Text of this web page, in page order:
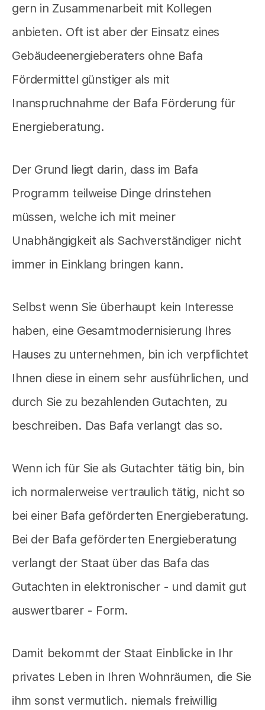
gern in Zusammenarbeit mit Kollegen
anbieten. Oft ist aber der Einsatz eines
Gebäudeenergieberaters ohne Bafa
Fördermittel günstiger als mit
Inanspruchnahme der Bafa Förderung für
Energieberatung.
Der Grund liegt darin, dass im Bafa
Programm teilweise Dinge drinstehen
müssen, welche ich mit meiner
Unabhängigkeit als Sachverständiger nicht
immer in Einklang bringen kann.
Selbst wenn Sie überhaupt kein Interesse
haben, eine Gesamtmodernisierung Ihres
Hauses zu unternehmen, bin ich verpflichtet
Ihnen diese in einem sehr ausführlichen, und
durch Sie zu bezahlenden Gutachten, zu
beschreiben. Das Bafa verlangt das so.
Wenn ich für Sie als Gutachter tätig bin, bin
ich normalerweise vertraulich tätig, nicht so
bei einer Bafa geförderten Energieberatung.
Bei der Bafa geförderten Energieberatung
verlangt der Staat über das Bafa das
Gutachten in elektronischer - und damit gut
auswertbarer - Form.
Damit bekommt der Staat Einblicke in Ihr
privates Leben in Ihren Wohnräumen, die Sie
ihm sonst vermutlich. niemals freiwillig